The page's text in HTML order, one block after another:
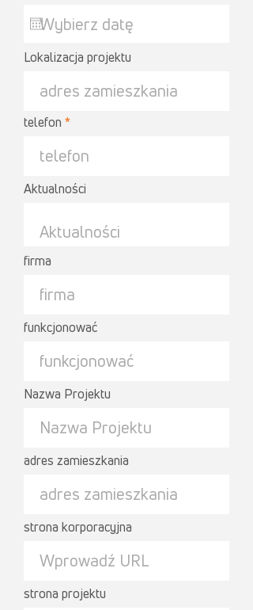
Lokalizacja projektu
telefon
Aktualności
firma
funkcjonować
Nazwa Projektu
adres zamieszkania
strona korporacyjna
strona projektu